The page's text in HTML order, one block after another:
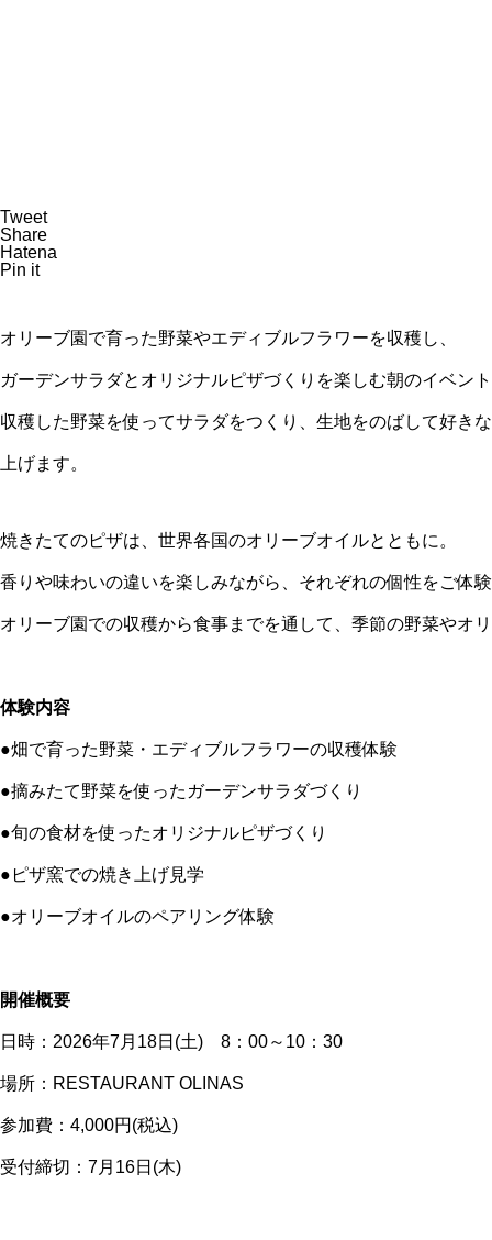
【3/14開催】自分だけのオリー
ブ鉢植えづくりワークショップ
もう
village marche 9月ワークショッ
crea farm から2023年オリーブ
収穫祭のお知らせ
Tweet
Share
Hatena
Pin it
オリーブ園で育った野菜やエディブルフラワーを収穫し、
ガーデンサラダとオリジナルピザづくりを楽しむ朝のイベン
収穫した野菜を使ってサラダをつくり、生地をのばして好き
上げます。
焼きたてのピザは、世界各国のオリーブオイルとともに。
香りや味わいの違いを楽しみながら、それぞれの個性をご体
オリーブ園での収穫から食事までを通して、季節の野菜やオ
体験内容
●畑で育った野菜・エディブルフラワーの収穫体験
●摘みたて野菜を使ったガーデンサラダづくり
●旬の食材を使ったオリジナルピザづくり
●ピザ窯での焼き上げ見学
●オリーブオイルのペアリング体験
開催概要
日時：2026年7月18日(土) 8：00～10：30
場所：RESTAURANT OLINAS
参加費：4,000円(税込)
受付締切：7月16日(木)